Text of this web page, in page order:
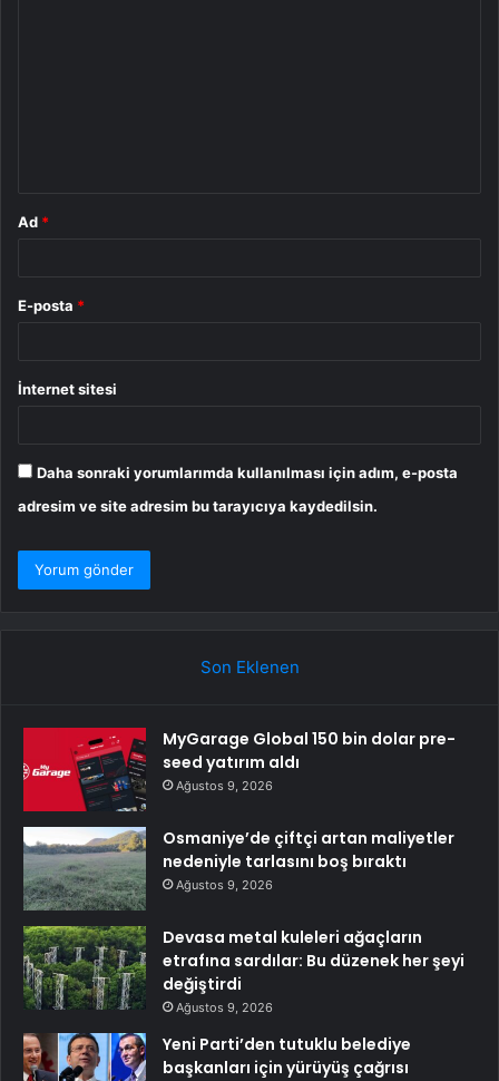
Ad *
E-posta *
İnternet sitesi
Daha sonraki yorumlarımda kullanılması için adım, e-posta
adresim ve site adresim bu tarayıcıya kaydedilsin.
Son Eklenen
MyGarage Global 150 bin dolar pre-
seed yatırım aldı
Ağustos 9, 2026
Osmaniye’de çiftçi artan maliyetler
nedeniyle tarlasını boş bıraktı
Ağustos 9, 2026
Devasa metal kuleleri ağaçların
etrafına sardılar: Bu düzenek her şeyi
değiştirdi
Ağustos 9, 2026
Yeni Parti’den tutuklu belediye
başkanları için yürüyüş çağrısı